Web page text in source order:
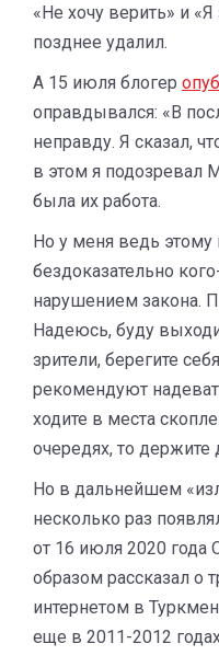
«Не хочу верить» и
позднее удалил.
А 15 июля блогер
оправдывался: «В
неправду. Я сказал,
в этом я подозревал
была их работа.
Но у меня ведь этому
бездоказательно
нарушением закона.
Надеюсь, буду
зрители, берегите
рекомендуют
ходите в места
очередях, то
Но в дальнейшем
несколько раз
от 16 июля 2020
образом рассказал о
интернетом в
еще в 2011-2012